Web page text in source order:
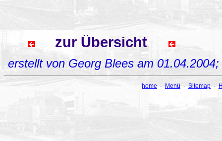
zur Übersicht
erstellt von Georg Blees am
home -Menü - Sitemap-